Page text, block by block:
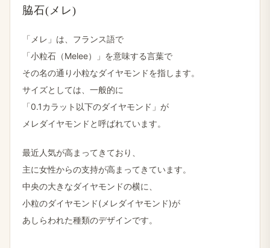
脇石(メレ)
「メレ」は、​フランス語で
「小粒石​（Melee）」を​意味する​言葉で
その名の​通り​小粒な​ダイヤモンドを​指します。
サイズと​しては、​一般的に
「0.1カラット以下の​ダイヤモンド」が
メレダイヤモンドと​呼ばれています。
最近​人気が​高まってきており、
主に​女性からの​支持が​高まってきています。
中央の​大きな​ダイヤモンドの​横に、
小粒の​ダイヤモンド(メレダイヤモンド)が
あしらわれた​種類の​デザインです。